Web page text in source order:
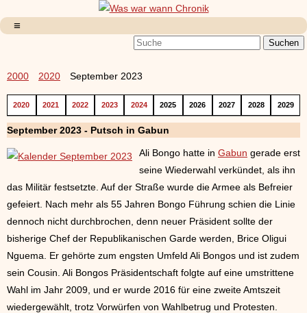
2000 2020 September 2023
2020 2021 2022 2023 2024 2025 2026 2027 2028 2029
September 2023 - Putsch in Gabun
Ali Bongo hatte in Gabun gerade erst
seine Wiederwahl verkündet, als ihn
das Militär festsetzte. Auf der Straße wurde die Armee als Befreier
gefeiert. Nach mehr als 55 Jahren Bongo Führung schien die Linie
dennoch nicht durchbrochen, denn neuer Präsident sollte der
bisherige Chef der Republikanischen Garde werden, Brice Oligui
Nguema. Er gehörte zum engsten Umfeld Ali Bongos und ist zudem
sein Cousin. Ali Bongos Präsidentschaft folgte auf eine umstrittene
Wahl im Jahr 2009, und er wurde 2016 für eine zweite Amtszeit
wiedergewählt, trotz Vorwürfen von Wahlbetrug und Protesten.